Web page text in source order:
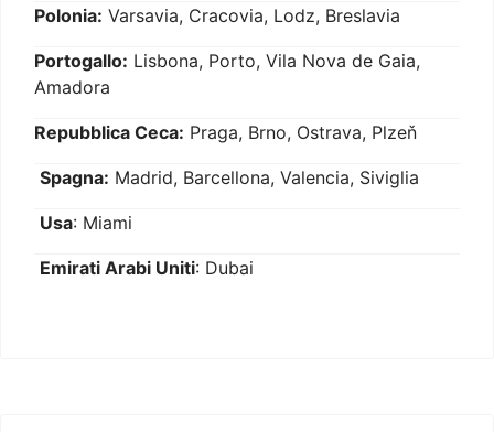
Polonia: Varsavia, Cracovia, Lodz, Breslavia
Portogallo: Lisbona, Porto, Vila Nova de Gaia,
Amadora
Repubblica Ceca: Praga, Brno, Ostrava, Plzeň
Spagna: Madrid, Barcellona, Valencia, Siviglia
Usa: Miami
Emirati Arabi Uniti: Dubai